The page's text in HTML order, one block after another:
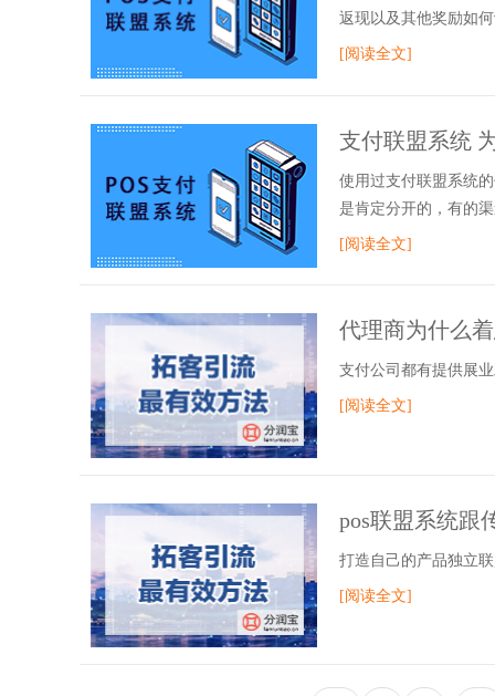
返现以及其他奖励如
[阅读全文]
支付联盟系统
使用过支付联盟系统
是肯定分开的，有的
[阅读全文]
代理商为什么
支付公司都有提供展
[阅读全文]
pos联盟系统跟
打造自己的产品独立
[阅读全文]